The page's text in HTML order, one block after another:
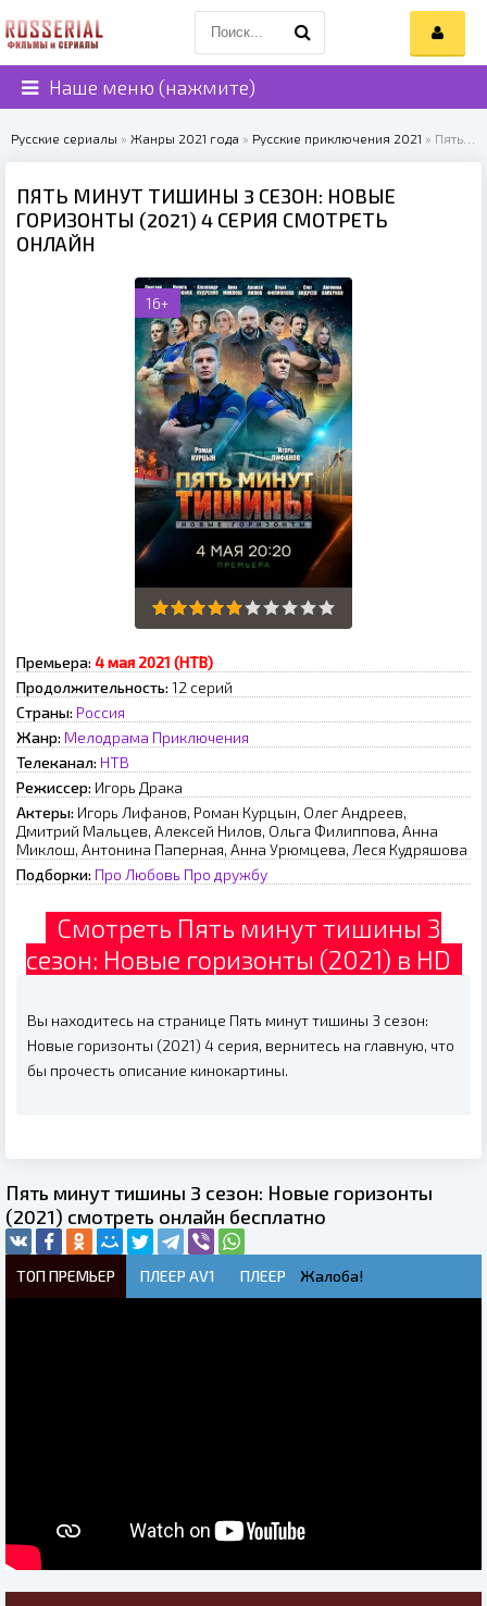
Наше меню (нажмите)
Русские сериалы » Жанры 2021 года » Русские приключения 2021 » Пять минут тишины 3 сезон: Новые горизонты (2021)
ПЯТЬ МИНУТ ТИШИНЫ 3 СЕЗОН: НОВЫЕ
ГОРИЗОНТЫ (2021) 4 СЕРИЯ СМОТРЕТЬ
ОНЛАЙН
16+
Премьера: 4 мая 2021 (НТВ)
Продолжительность: 12 серий
Страны: Россия
Жанр: Мелодрама Приключения
Телеканал: НТВ
Режиссер: Игорь Драка
Актеры: Игорь Лифанов, Роман Курцын, Олег Андреев,
Дмитрий Мальцев, Алексей Нилов, Ольга Филиппова, Анна
Миклош, Антонина Паперная, Анна Урюмцева, Леся Кудряшова
Подборки: Про Любовь Про дружбу
Смотреть Пять минут тишины 3
сезон: Новые горизонты (2021) в HD
Вы находитесь на странице Пять минут тишины 3 сезон:
Новые горизонты (2021) 4 серия, вернитесь на главную, что
бы прочесть описание кинокартины.
Пять минут тишины 3 сезон: Новые горизонты
(2021) смотреть онлайн бесплатно
ТОП ПРЕМЬЕР ПЛЕЕР AV1 ПЛЕЕР Жалоба!